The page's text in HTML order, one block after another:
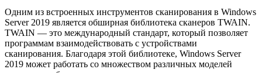
Одним из встроенных инструментов сканирования в Windows
Server 2019 является обширная библиотека сканеров TWAIN.
TWAIN — это международный стандарт, который позволяет
программам взаимодействовать с устройствами
сканирования. Благодаря этой библиотеке, Windows Server
2019 может работать со множеством различных моделей